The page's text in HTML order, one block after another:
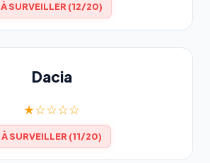
À SURVEILLER (12/20)
Dacia
★☆☆☆☆
À SURVEILLER (11/20)